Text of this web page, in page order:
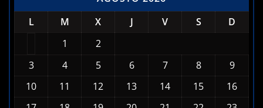
L
M X J V S
D
1
2
3
4 5 6 7 8
9
10
11 12 13 14 15
16
17
18 19 20 21 22
23